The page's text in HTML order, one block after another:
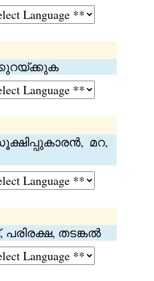
മറ,
പരിരക്ഷ, തടങ്കൽ